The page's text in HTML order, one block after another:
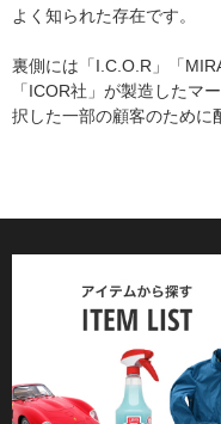
よく知られた存在です。
裏側には「I.C.O.R」「
「ICOR社」が製造したマ
択した一部の顧客のために